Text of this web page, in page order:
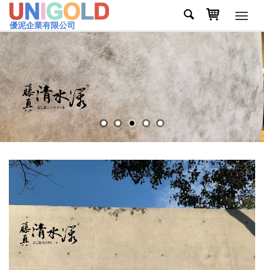
優泥企業有限公司